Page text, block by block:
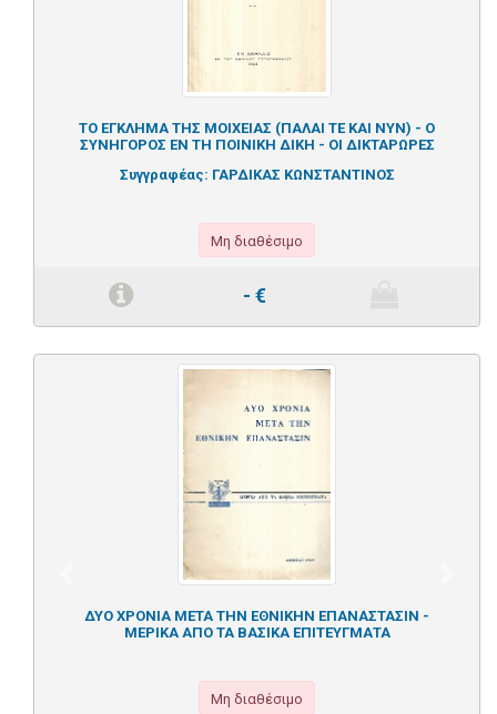
ΤΟ ΕΓΚΛΗΜΑ ΤΗΣ ΜΟΙΧΕΙΑΣ (ΠΑΛΑΙ ΤΕ ΚΑΙ ΝΥΝ) - Ο
ΣΥΝΗΓΟΡΟΣ ΕΝ ΤΗ ΠΟΙΝΙΚΗ ΔΙΚΗ - ΟΙ ΔΙΚΤΑΡΩΡΕΣ
Συγγραφέας: ΓΑΡΔΙΚΑΣ ΚΩΝΣΤΑΝΤΙΝΟΣ
Μη διαθέσιμο
- €
ΔΥΟ ΧΡΟΝΙΑ ΜΕΤΑ ΤΗΝ ΕΘΝΙΚΗΝ ΕΠΑΝΑΣΤΑΣΙΝ -
ΜΕΡΙΚΑ ΑΠΟ ΤΑ ΒΑΣΙΚΑ ΕΠΙΤΕΥΓΜΑΤΑ
Μη διαθέσιμο